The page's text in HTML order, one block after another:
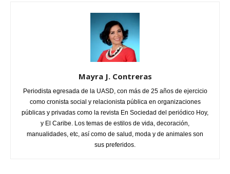
Mayra J. Contreras
Periodista egresada de la UASD, con más de 25 años de ejercicio
como cronista social y relacionista pública en organizaciones
públicas y privadas como la revista En Sociedad del periódico Hoy,
y El Caribe. Los temas de estilos de vida, decoración,
manualidades, etc, así como de salud, moda y de animales son
sus preferidos.